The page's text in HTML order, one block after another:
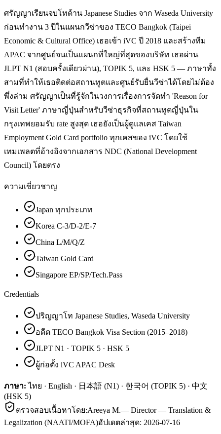
ศรัญญาเรียนจบโทด้าน Japanese Studies จาก Waseda University
ก่อนทำงาน 3 ปีในแผนกวีซ่าของ TECO Bangkok (Taipei
Economic & Cultural Office) เธอเข้า iVC ปี 2018 และสร้างทีม
APAC จากศูนย์จนเป็นแผนกที่ใหญ่ที่สุดของบริษัท เธอผ่าน
JLPT N1 (สอบครั้งเดียวผ่าน), TOPIK 5, และ HSK 5 — ภาษาทั้ง
สามที่ทำให้เธอติดต่อสถานทูตและศูนย์รับยื่นวีซ่าได้โดยไม่ต้อง
พึ่งล่าม ศรัญญาเป็นที่รู้จักในวงการเรื่องการจัดทำ 'Reason for
Visit Letter' ภาษาญี่ปุ่นสำหรับวีซ่าธุรกิจที่สถานทูตญี่ปุ่นใน
กรุงเทพยอมรับ rate สูงสุด เธอยังเป็นผู้ดูแลเคส Taiwan
Employment Gold Card portfolio ทุกเคสของ iVC โดยใช้
เทมเพลตที่อ้างอิงจากเอกสาร NDC (National Development
Council) โดยตรง
ความเชี่ยวชาญ
Japan ทุกประเภท
Korea C-3/D-2/E-7
China L/M/Q/Z
Taiwan Gold Card
Singapore EP/SP/Tech.Pass
Credentials
ปริญญาโท Japanese Studies, Waseda University
อดีต TECO Bangkok Visa Section (2015–2018)
JLPT N1 · TOPIK 5 · HSK 5
ผู้ก่อตั้ง iVC APAC Desk
ภาษา: ไทย · English · 日本語 (N1) · 한국어 (TOPIK 5) · 中文
(HSK 5)
ตรวจสอบเนื้อหาโดย:Areeya M.— Director — Translation &
Legalization (NAATI/MOFA)อัปเดตล่าสุด: 2026-07-16